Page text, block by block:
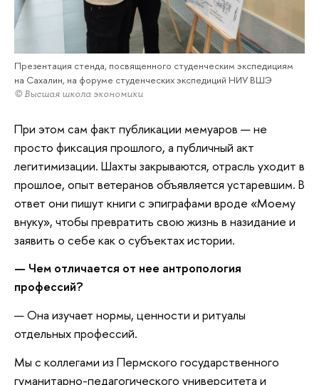
Презентация стенда, посвященного студенческим экспедициям
на Сахалин, на форуме студенческих экспедиций НИУ ВШЭ
© Высшая школа экономики
При этом сам факт публикации мемуаров — не
просто фиксация прошлого, а публичный акт
легитимизации. Шахты закрываются, отрасль уходит в
прошлое, опыт ветеранов объявляется устаревшим. В
ответ они пишут книги с эпиграфами вроде «Моему
внуку», чтобы превратить свою жизнь в назидание и
заявить о себе как о субъектах истории.
— Чем отличается от нее антропология
профессий?
— Она изучает нормы, ценности и ритуалы
отдельных профессий.
Мы с коллегами из Пермского государственного
гуманитарно-педагогического университета и